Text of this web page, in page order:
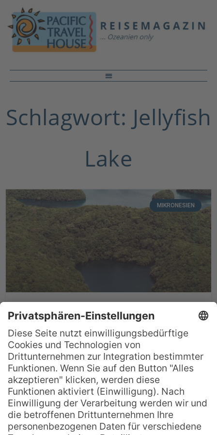
Schlagwort: Jellyfish
Lake
MIKRONESIEN
Must-See Palau: Quallensee
in Koror
Auf einer unbewohnten Felsinsel vor der
Küste von Koror gelegen, ist der
sogenannte Jellyfish Lake einer von 70
Salzwasserseen Palaus. Diese Seen waren
nach der letzten Eiszeit Teil des Ozeans